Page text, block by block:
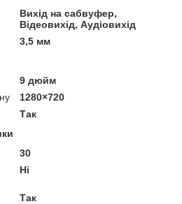
Вихід на сабвуфер,
Відеовихід, Аудіовихід
3,5 мм
9 дюйм
1280×720
Так
30
Ні
Так